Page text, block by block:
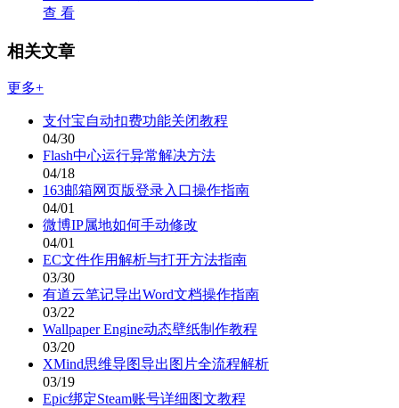
查 看
相关文章
更多+
支付宝自动扣费功能关闭教程
04/30
Flash中心运行异常解决方法
04/18
163邮箱网页版登录入口操作指南
04/01
微博IP属地如何手动修改
04/01
EC文件作用解析与打开方法指南
03/30
有道云笔记导出Word文档操作指南
03/22
Wallpaper Engine动态壁纸制作教程
03/20
XMind思维导图导出图片全流程解析
03/19
Epic绑定Steam账号详细图文教程